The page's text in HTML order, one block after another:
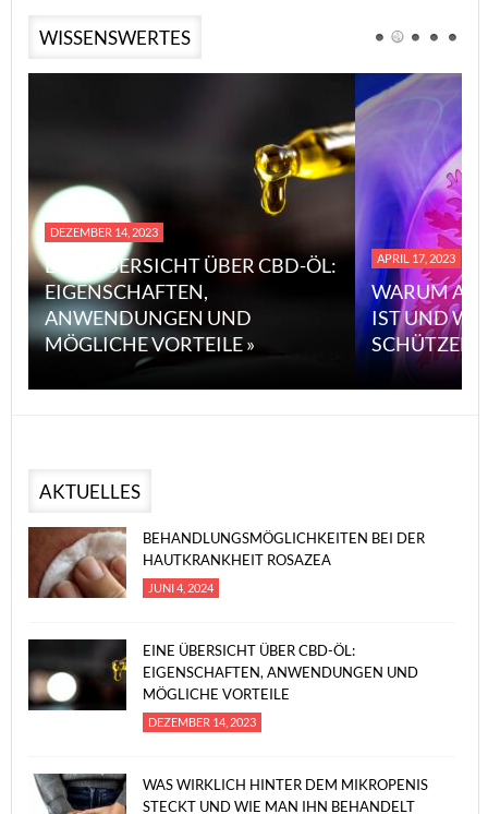
WISSENSWERTES
DEZEMBER 14, 2023
EINE ÜBERSICHT ÜBER CBD-ÖL:
EIGENSCHAFTEN,
ANWENDUNGEN UND
MÖGLICHE VORTEILE »
APRIL 17, 2023
WARUM
IST UND
SCHÜTZEN
AKTUELLES
BEHANDLUNGSMÖGLICHKEITEN BEI DER
HAUTKRANKHEIT ROSAZEA
JUNI 4, 2024
EINE ÜBERSICHT ÜBER CBD-ÖL:
EIGENSCHAFTEN, ANWENDUNGEN UND
MÖGLICHE VORTEILE
DEZEMBER 14, 2023
WAS WIRKLICH HINTER DEM MIKROPENIS
STECKT UND WIE MAN IHN BEHANDELT